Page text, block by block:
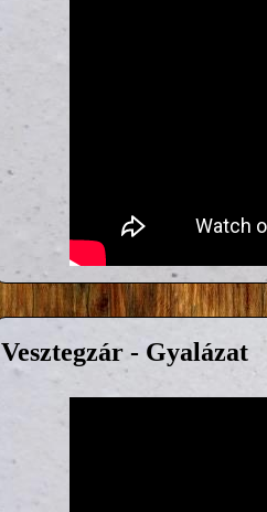
Vesztegzár - Gyalázat